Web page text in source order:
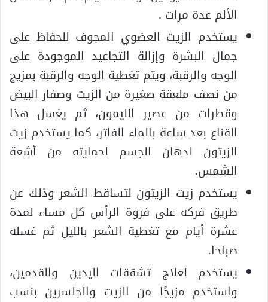
الألم عدة مرات .
يستخدم الزيت العضوي المجوف للحفاظ على
جمال البشرة وإزالة التجاعيد الموجودة على
الوجه والرقبة، ويتم تغطية الوجه والرقبة بمزيج
من نصف ملعقة صغيرة من الزيت وصفار البيض
وقطرات من عصير الليمون، ثم يغسل هذا
القناع بعد ساعة بالماء الفاتر، كما يستخدم زيت
الزيتون لدهان الجسم لحمايته من أشعة
الشمس.
يستخدم زيت الزيتون لتساقط الشعر وذلك عن
طريق فركه على فروة الرأس كل مساء لمدة
عشرة أيام مع تغطية الشعر بالليل ثم غسله
صباحا.
يستخدم لعلاج تشققات اليدين والقدمين،
واستخدم مزيجًا من الزيت والجلسرين بنسب